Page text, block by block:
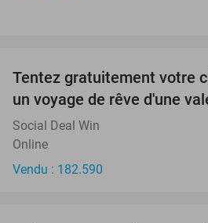
Tentez gratuitement votre
un voyage de rêve d'une
Social Deal Win
Online
Vendu : 182.590